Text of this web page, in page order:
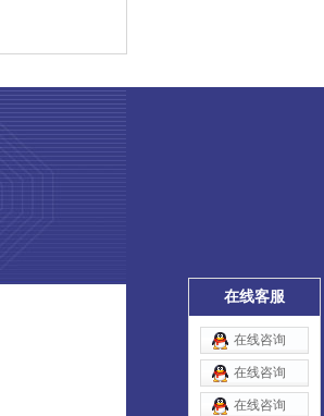
在线客服
在线咨询
在线咨询
在线咨询